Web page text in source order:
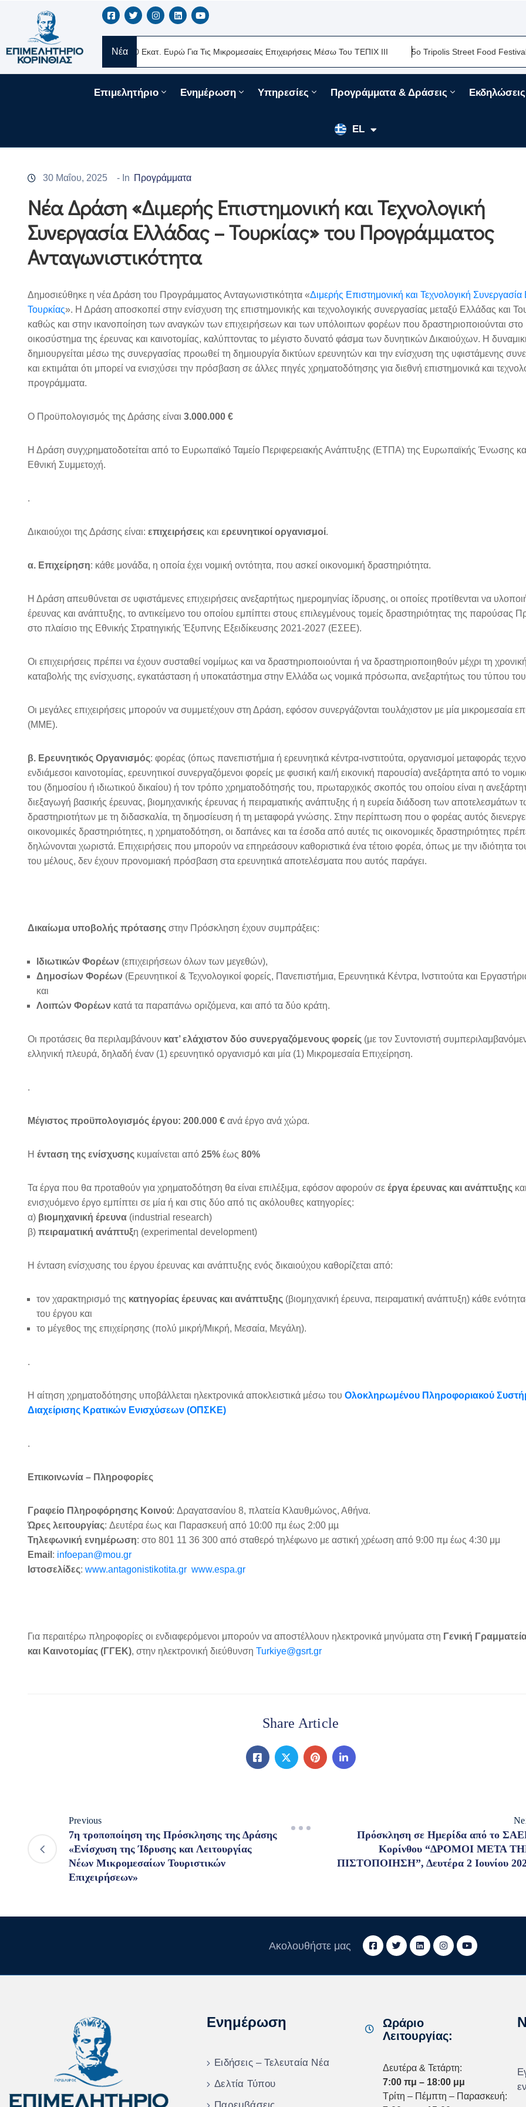
Νέα
Νέα Δάνεια 330 Εκατ. Ευρώ Για Τις Μικρομεσαίες Επιχειρήσεις Μέσω Του ΤΕΠΙΧ ΙΙΙ 5ο Tripolis Street Food Festival-Μια
Επιμελητήριο Ενημέρωση Υπηρεσίες Προγράμματα & Δράσεις Εκδηλώσεις
EL
EN
FR
30 Μαΐου, 2025 - In Προγράμματα
Νέα Δράση «Διμερής Επιστημονική και Τεχνολογική
Συνεργασία Ελλάδας – Τουρκίας» του Προγράμματος
Ανταγωνιστικότητα
Δημοσιεύθηκε η νέα Δράση του Προγράμματος Ανταγωνιστικότητα «Διμερής Επιστημονική και Τεχνολογική
Τουρκίας». Η Δράση αποσκοπεί στην ενίσχυση της επιστημονικής και τεχνολογικής συνεργασίας μεταξύ Ελλάδας και
καθώς και στην ικανοποίηση των αναγκών των επιχειρήσεων και των υπόλοιπων φορέων που δραστηριοποιούνται στο
οικοσύστημα της έρευνας και καινοτομίας, καλύπτοντας το μέγιστο δυνατό φάσμα των δυνητικών Δικαιούχων. Η
δημιουργείται μέσω της συνεργασίας προωθεί τη δημιουργία δικτύων ερευνητών και την ενίσχυση της υφιστάμενης
και εκτιμάται ότι μπορεί να ενισχύσει την πρόσβαση σε άλλες πηγές χρηματοδότησης για διεθνή επιστημονικά και
προγράμματα.
Ο Προϋπολογισμός της Δράσης είναι 3.000.000 €
Η Δράση συγχρηματοδοτείται από το Ευρωπαϊκό Ταμείο Περιφερειακής Ανάπτυξης (ΕΤΠΑ) της Ευρωπαϊκής Ένωσης
Εθνική Συμμετοχή.
.
Δικαιούχοι της Δράσης είναι: επιχειρήσεις και ερευνητικοί οργανισμοί.
α. Επιχείρηση: κάθε μονάδα, η οποία έχει νομική οντότητα, που ασκεί οικονομική δραστηριότητα.
Η Δράση απευθύνεται σε υφιστάμενες επιχειρήσεις ανεξαρτήτως ημερομηνίας ίδρυσης, οι οποίες προτίθενται να
έρευνας και ανάπτυξης, το αντικείμενο του οποίου εμπίπτει στους επιλεγμένους τομείς δραστηριότητας της παρούσας
στο πλαίσιο της Εθνικής Στρατηγικής Έξυπνης Εξειδίκευσης 2021-2027 (ΕΣΕΕ).
Οι επιχειρήσεις πρέπει να έχουν συσταθεί νομίμως και να δραστηριοποιούνται ή να δραστηριοποιηθούν μέχρι τη
καταβολής της ενίσχυσης, εγκατάσταση ή υποκατάστημα στην Ελλάδα ως νομικά πρόσωπα, ανεξαρτήτως του τύπου
Οι μεγάλες επιχειρήσεις μπορούν να συμμετέχουν στη Δράση, εφόσον συνεργάζονται τουλάχιστον με μία μικρομεσαία
(ΜΜΕ).
β. Ερευνητικός Οργανισμός: φορέας (όπως πανεπιστήμια ή ερευνητικά κέντρα-ινστιτούτα, οργανισμοί μεταφοράς
ενδιάμεσοι καινοτομίας, ερευνητικοί συνεργαζόμενοι φορείς με φυσική και/ή εικονική παρουσία) ανεξάρτητα από το
του (δημοσίου ή ιδιωτικού δικαίου) ή τον τρόπο χρηματοδότησής του, πρωταρχικός σκοπός του οποίου είναι η
διεξαγωγή βασικής έρευνας, βιομηχανικής έρευνας ή πειραματικής ανάπτυξης ή η ευρεία διάδοση των αποτελεσμάτων
δραστηριοτήτων με τη διδασκαλία, τη δημοσίευση ή τη μεταφορά γνώσης. Στην περίπτωση που ο φορέας αυτός
οικονομικές δραστηριότητες, η χρηματοδότηση, οι δαπάνες και τα έσοδα από αυτές τις οικονομικές δραστηριότητες
δηλώνονται χωριστά. Επιχειρήσεις που μπορούν να επηρεάσουν καθοριστικά ένα τέτοιο φορέα, όπως με την ιδιότητα
του μέλους, δεν έχουν προνομιακή πρόσβαση στα ερευνητικά αποτελέσματα που αυτός παράγει.
Δικαίωμα υποβολής πρότασης στην Πρόσκληση έχουν συμπράξεις:
Ιδιωτικών Φορέων (επιχειρήσεων όλων των μεγεθών),
Δημοσίων Φορέων (Ερευνητικοί & Τεχνολογικοί φορείς, Πανεπιστήμια, Ερευνητικά Κέντρα, Ινστιτούτα και
και
Λοιπών Φορέων κατά τα παραπάνω οριζόμενα, και από τα δύο κράτη.
Οι προτάσεις θα περιλαμβάνουν κατ’ ελάχιστον δύο συνεργαζόμενους φορείς (με τον Συντονιστή
ελληνική πλευρά, δηλαδή έναν (1) ερευνητικό οργανισμό και μία (1) Μικρομεσαία Επιχείρηση.
.
Μέγιστος προϋπολογισμός έργου: 200.000 € ανά έργο ανά χώρα.
Η ένταση της ενίσχυσης κυμαίνεται από 25% έως 80%
Τα έργα που θα προταθούν για χρηματοδότηση θα είναι επιλέξιμα, εφόσον αφορούν σε έργα έρευνας και ανάπτυξης
ενισχυόμενο έργο εμπίπτει σε μία ή και στις δύο από τις ακόλουθες κατηγορίες:
α) βιομηχανική έρευνα (industrial research)
β) πειραματική ανάπτυξη (experimental development)
Η ένταση ενίσχυσης του έργου έρευνας και ανάπτυξης ενός δικαιούχου καθορίζεται από:
τον χαρακτηρισμό της κατηγορίας έρευνας και ανάπτυξης (βιομηχανική έρευνα, πειραματική ανάπτυξη) κάθε
του έργου και
το μέγεθος της επιχείρησης (πολύ μικρή/Μικρή, Μεσαία, Μεγάλη).
.
Η αίτηση χρηματοδότησης υποβάλλεται ηλεκτρονικά αποκλειστικά μέσω του Ολοκληρωμένου Πληροφοριακού
Διαχείρισης Κρατικών Ενισχύσεων (OΠΣΚΕ)
.
Επικοινωνία – Πληροφορίες
Γραφείο Πληροφόρησης Κοινού: Δραγατσανίου 8, πλατεία Κλαυθμώνος, Αθήνα.
Ώρες λειτουργίας: Δευτέρα έως και Παρασκευή από 10:00 πµ έως 2:00 µµ
Τηλεφωνική ενημέρωση: στο 801 11 36 300 από σταθερό τηλέφωνο με αστική χρέωση από 9:00 πμ έως 4:30 μμ
Εmail : infoepan@mou.gr
Ιστοσελίδες: www.antagonistikotita.gr www.espa.gr
Για περαιτέρω πληροφορίες οι ενδιαφερόμενοι μπορούν να αποστέλλουν ηλεκτρονικά μηνύματα στη Γενική
και Καινοτομίας (ΓΓΕΚ), στην ηλεκτρονική διεύθυνση Turkiye@gsrt.gr
Share Article
Previous
7η τροποποίηση της Πρόσκλησης της Δράσης
«Ενίσχυση της Ίδρυσης και Λειτουργίας
Νέων Μικρομεσαίων Τουριστικών
Επιχειρήσεων»
Πρόσκληση σε Ημερίδα από το
Κορίνθου “ΔΡΟΜΟΙ ΜΕΤΑ
ΠΙΣΤΟΠΟΙΗΣΗ”, Δευτέρα 2 Ιουνίου
Ακολουθήστε μας
Ενημέρωση
Ειδήσεις – Τελευταία Νέα
Δελτία Τύπου
Ωράριο
Λειτουργίας:
Δευτέρα & Τετάρτη:
7:00 πμ – 18:00 μμ
Τρίτη – Πέμπτη – Παρασκευή: